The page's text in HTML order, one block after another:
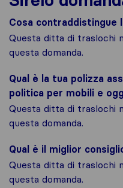
Cosa contraddistingue
Questa ditta di traslochi
questa domanda.
Qual è la tua polizza
politica per mobili e
Questa ditta di traslochi
questa domanda.
Qual è il miglior
Questa ditta di traslochi
questa domanda.